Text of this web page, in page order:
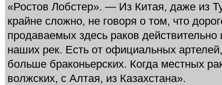
«Ростов Лобстер». — Из Китая, даже из
крайне сложно, не говоря о том, что
продаваемых здесь раков
наших рек. Есть от официальных
больше браконьерских. Когда местных
волжских, с Алтая, из Казахстана».